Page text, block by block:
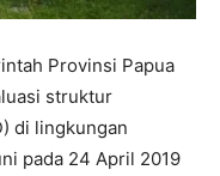
Provinsi Papua
struktur
di lingkungan
pada 24 April 2019